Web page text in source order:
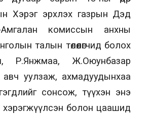
Хэрэг эрхлэх газрын Дэд
комиссын анхны
талын төлөөлөгчид болох
Р.Янжмаа, Ж.Оюунбазар
авч уулзаж, ахмадуудынхаа
сонсож, түүхэн энэ
хэрэгжүүлсэн болон цаашид